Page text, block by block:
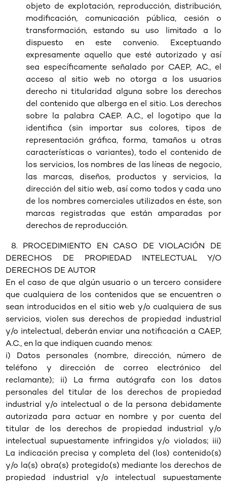
objeto de explotación, reproducción, distribución,
modificación, comunicación pública, cesión o
transformación, estando su uso limitado a lo
dispuesto en este convenio. Exceptuando
expresamente aquello que esté autorizado y así
sea específicamente señalado por CAEP, AC., el
acceso al sitio web no otorga a los usuarios
derecho ni titularidad alguna sobre los derechos
del contenido que alberga en el sitio. Los derechos
sobre la palabra CAEP. A.C., el logotipo que la
identifica (sin importar sus colores, tipos de
representación gráfica, forma, tamaños u otras
características o variantes), todo el contenido de
los servicios, los nombres de las líneas de negocio,
las marcas, diseños, productos y servicios, la
dirección del sitio web, así como todos y cada uno
de los nombres comerciales utilizados en éste, son
marcas registradas que están amparadas por
derechos de reproducción.
8. PROCEDIMIENTO EN CASO DE VIOLACIÓN DE
DERECHOS DE PROPIEDAD INTELECTUAL Y/O
DERECHOS DE AUTOR
En el caso de que algún usuario o un tercero considere
que cualquiera de los contenidos que se encuentren o
sean introducidos en el sitio web y/o cualquiera de sus
servicios, violen sus derechos de propiedad industrial
y/o intelectual, deberán enviar una notificación a CAEP,
A.C., en la que indiquen cuando menos:
i) Datos personales (nombre, dirección, número de
teléfono y dirección de correo electrónico del
reclamante); ii) La firma autógrafa con los datos
personales del titular de los derechos de propiedad
industrial y/o intelectual o de la persona debidamente
autorizada para actuar en nombre y por cuenta del
titular de los derechos de propiedad industrial y/o
intelectual supuestamente infringidos y/o violados; iii)
La indicación precisa y completa del (los) contenido(s)
y/o la(s) obra(s) protegido(s) mediante los derechos de
propiedad industrial y/o intelectual supuestamente